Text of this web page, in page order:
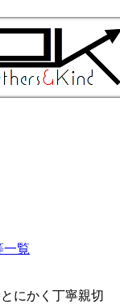
一覧
とにかく丁寧親切